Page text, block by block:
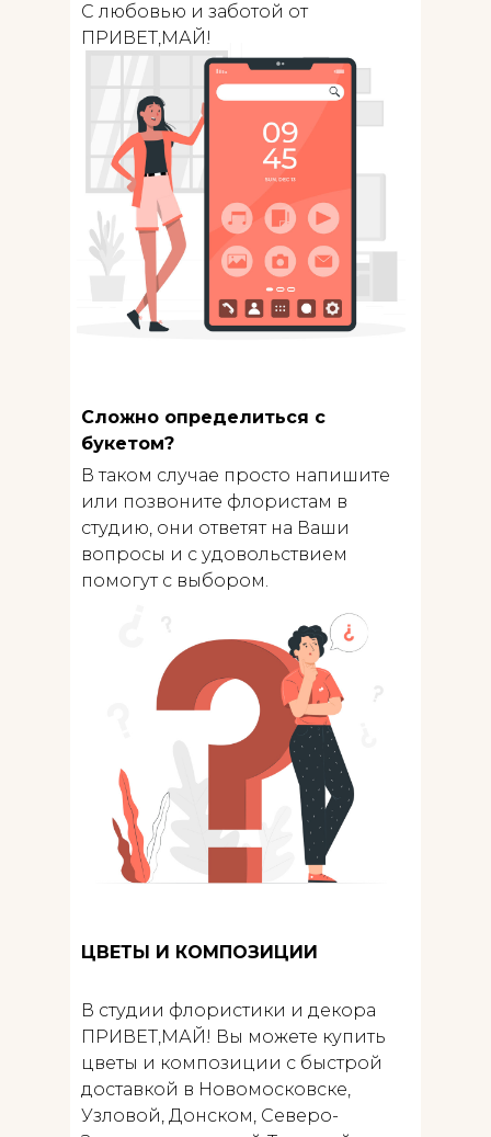
Сложно определиться с
букетом?
В таком случае просто напишите
или позвоните флористам в
студию, они ответят на Ваши
вопросы и с удовольствием
помогут с выбором.
С любовью и заботой от
ПРИВЕТ,МАЙ!
ЦВЕТЫ И КОМПОЗИЦИИ
В студии флористики и декора
ПРИВЕТ,МАЙ! Вы можете купить
цветы и композиции с быстрой
доставкой в Новомосковске,
Узловой, Донском, Северо-